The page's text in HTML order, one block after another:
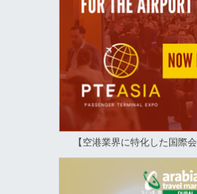
【空港業界に特化した国際